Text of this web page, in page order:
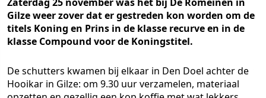
Gilze weer zover dat er gestreden kon worden om de
titels Koning en Prins in de klasse recurve en in de
klasse Compound voor de Koningstitel.
De schutters kwamen bij elkaar in Den Doel achter de
Hooikar in Gilze: om 9.30 uur verzamelen, materiaal